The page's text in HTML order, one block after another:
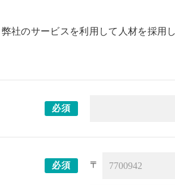
弊社のサービスを利用して人材を採用
必須
必須 〒